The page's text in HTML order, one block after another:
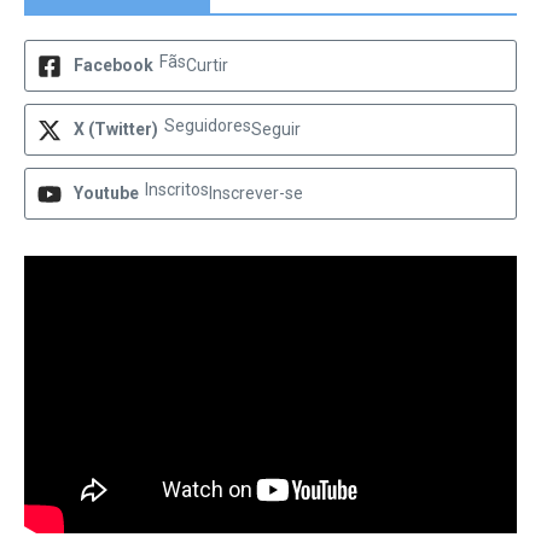
Facebook FãsCurtir
X (Twitter) SeguidoresSeguir
Youtube Inscritos Inscrever-se